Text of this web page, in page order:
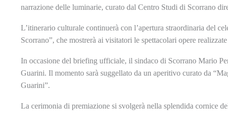
narrazione delle luminarie, curato dal Centro Studi di Scorrano
L’itinerario culturale continuerà con l’apertura straordinaria del
Scorrano”, che mostrerà ai visitatori le spettacolari opere
In occasione del briefing ufficiale, il sindaco di Scorrano Mario
Guarini. Il momento sarà suggellato da un aperitivo curato da
Guarini”.
La cerimonia di premiazione si svolgerà nella splendida cornice